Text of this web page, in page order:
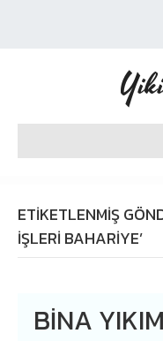
ETIKETLENMIŞ
İŞLERI BAHARIYE’
BINA